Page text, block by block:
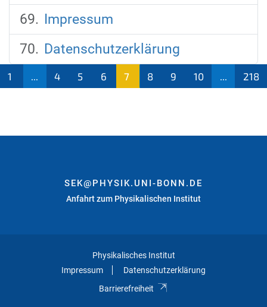
Impressum
Datenschutzerklärung
1 4 5 6
7
8 9 10 218
SEK@PHYSIK.UNI-BONN.DE
Anfahrt zum Physikalischen Institut
Physikalisches Institut
Impressum
Datenschutzerklärung
Barrierefreiheit